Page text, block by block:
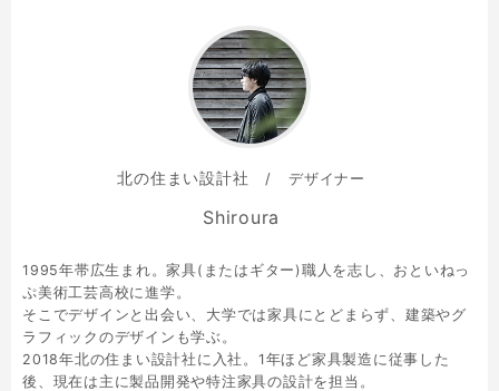
北の住まい設計社 デザイナー
Shiroura
1995年帯広生まれ。家具(またはギター)職人を志し、おといねっ
ぷ美術工芸高校に進学。
そこでデザインと出会い、大学では家具にとどまらず、建築やグ
ラフィックのデザインも学ぶ。
2018年北の住まい設計社に入社。1年ほど家具製造に従事した
後、現在は主に製品開発や特注家具の設計を担当。